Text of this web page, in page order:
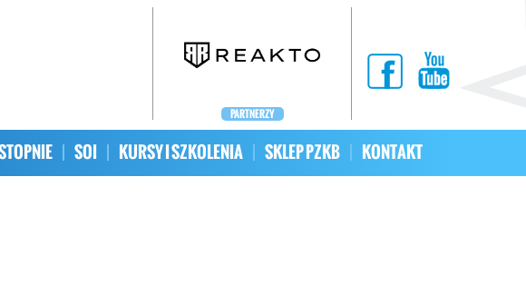
PARTNERZY
SOI KURSY I SZKOLENIA SKLEP PZKB KONTAKT